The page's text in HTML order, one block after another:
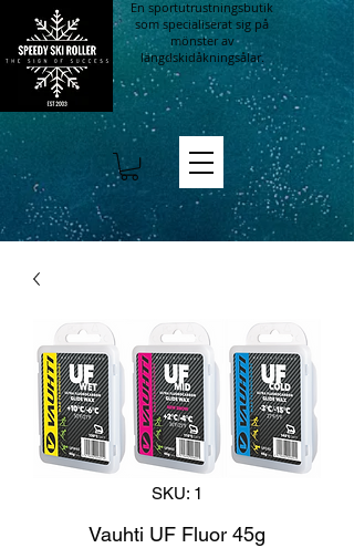
En sportutrustningsbutik
som specialiserat sig på
mönster av
längdskidåkningsålar.
SKU: 1
Vauhti UF Fluor 45g